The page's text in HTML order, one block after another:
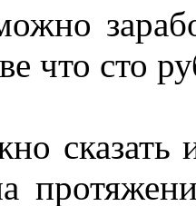
что сто
сказать